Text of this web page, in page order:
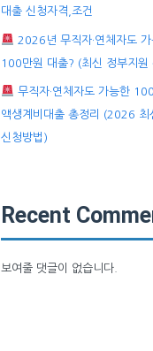
대출 신청자격,조건
2026년 무직자·연체자도 가
100만원 대출? (최신 정부지원
무직자·연체자도 가능한
액생계비대출 총정리 (2026 최
신청방법)
Recent
보여줄 댓글이 없습니다.